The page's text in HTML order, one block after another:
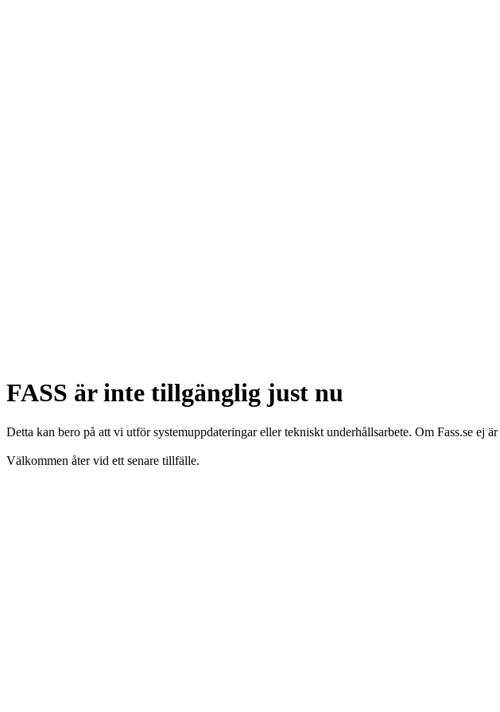
FASS är inte tillgänglig just nu
Detta kan bero på att vi utför systemuppdateringar eller tekniskt underhållsarbete. Om Fass.se ej
Välkommen åter vid ett senare tillfälle.